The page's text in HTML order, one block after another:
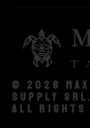
© 2026
supply srl.
All rights